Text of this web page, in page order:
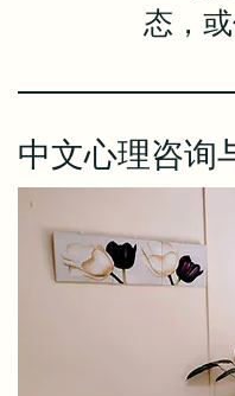
态，
中文心理咨询